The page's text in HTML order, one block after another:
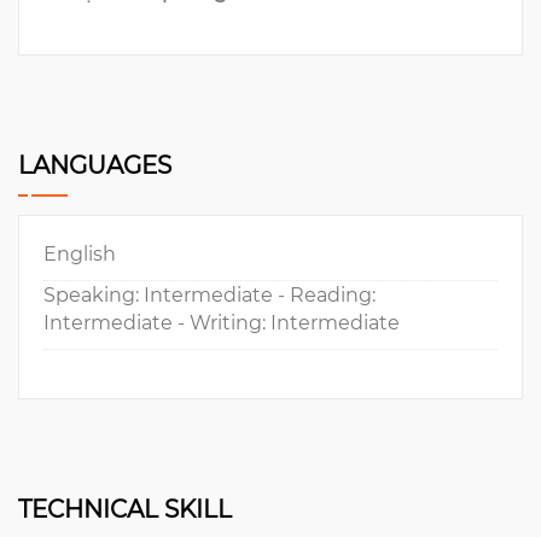
LANGUAGES
English
Speaking: Intermediate - Reading:
Intermediate - Writing: Intermediate
TECHNICAL SKILL